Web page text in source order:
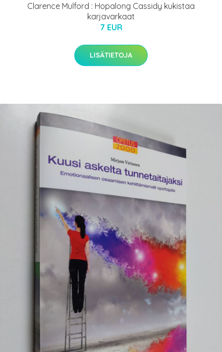
Clarence Mulford : Hopalong Cassidy kukistaa
karjavarkaat
7 EUR
LISÄTIETOJA